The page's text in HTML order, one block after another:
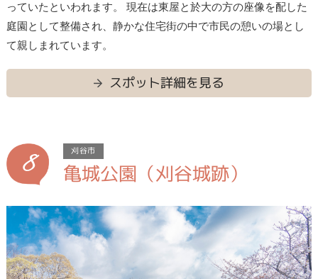
っていたといわれます。 現在は東屋と於大の方の座像を配した
庭園として整備され、静かな住宅街の中で市民の憩いの場とし
て親しまれています。
スポット詳細を見る
刈谷市
亀城公園（刈谷城跡）
8